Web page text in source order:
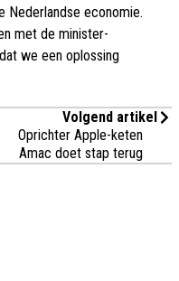
Nederlandse economie.
met de minister-
we een oplossing
Volgend artikel
Oprichter Apple-keten
Amac doet stap terug